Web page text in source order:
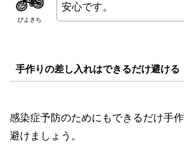
ぴよきち
安心です。
手作りの差し入れはできるだけ避ける
感染症予防のためにもできるだけ手
避けましょう。